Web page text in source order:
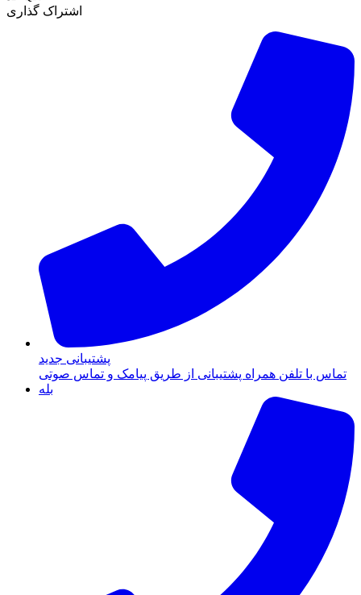
اشتراک گذاری
پشتیبانی جدید
تماس با تلفن همراه پشتیبانی از طریق پیامک و تماس صوتی
بله